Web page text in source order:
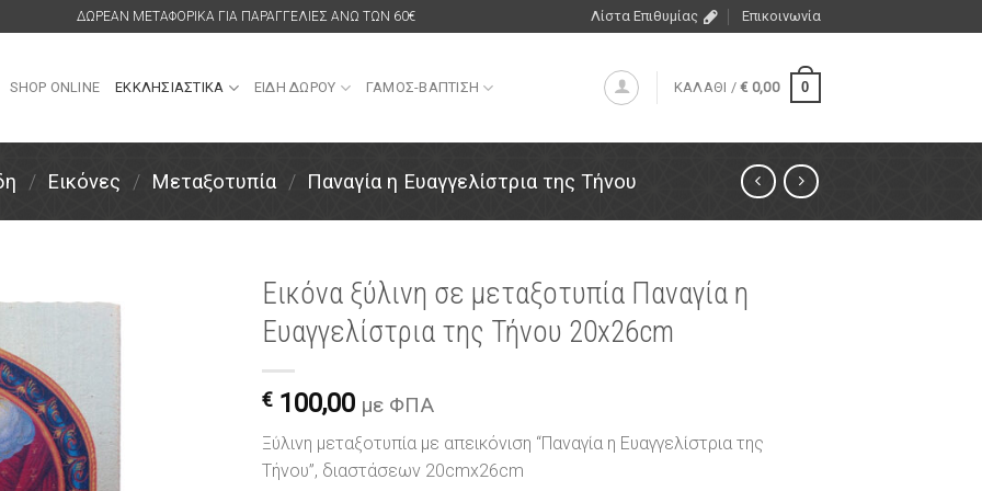
ΔΩΡΕΑΝ ΜΕΤΑΦΟΡΙΚΑ ΓΙΑ ΠΑΡΑΓΓΕΛΙΕΣ ΑΝΩ ΤΩΝ 60€ Λίστα Επιθυμίας Επικοινωνία
SHOP ONLINE ΕΚΚΛΗΣΙΑΣΤΙΚΑ ΕΙΔΗ ΔΩΡΟΥ ΓΑΜΟΣ-ΒΑΠΤΙΣΗ ΚΑΛΑΘΙ /€ 0,00 0
/ Εικόνες / Μεταξοτυπία / Παναγία η Ευαγγελίστρια της Τήνου
Εικόνα ξύλινη σε μεταξοτυπία Παναγία η
Ευαγγελίστρια της Τήνου 20x26cm
€ 100,00 με ΦΠΑ
Ξύλινη μεταξοτυπία με απεικόνιση “Παναγία η Ευαγγελίστρια της
Τήνου”, διαστάσεων 20cmx26cm